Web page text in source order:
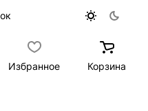
Избранное Корзина